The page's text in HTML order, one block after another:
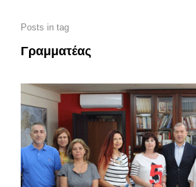
Posts in tag
Γραμματέας